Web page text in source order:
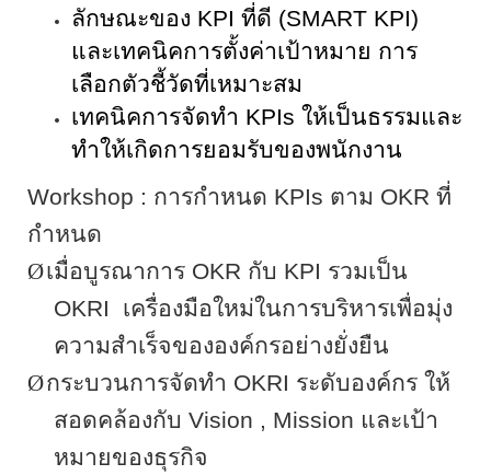
ลักษณะของ KPI ที่ดี (SMART KPI)
และเทคนิคการตั้งค่าเป้าหมาย การ
เลือกตัวชี้วัดที่เหมาะสม
เทคนิคการจัดทำ KPIs ให้เป็นธรรมและ
ทำให้เกิดการยอมรับของพนักงาน
Workshop : การกำหนด KPIs ตาม OKR ที่
กำหนด
Øเมื่อบูรณาการ OKR กับ KPI รวมเป็น
OKRI เครื่องมือใหม่ในการบริหารเพื่อมุ่ง
ความสำเร็จขององค์กรอย่างยั่งยืน
Øกระบวนการจัดทำ OKRI ระดับองค์กร ให้
สอดคล้องกับ Vision , Mission และเป้า
หมายของธุรกิจ